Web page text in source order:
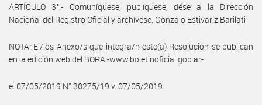
ARTÍCULO 3°.- Comuníquese, publíquese, dése a la Dirección
Nacional del Registro Oficial y archívese. Gonzalo Estivariz Barilati
NOTA: El/los Anexo/s que integra/n este(a) Resolución se publican
en la edición web del BORA -www.boletinoficial.gob.ar-
e. 07/05/2019 N° 30275/19 v. 07/05/2019